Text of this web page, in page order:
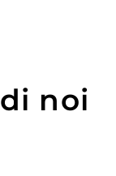
di noi